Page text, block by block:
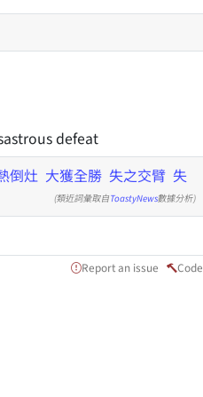
defeat
倒灶 大獲全勝 失之交臂 失
(類近詞彙取自ToastyNews數據分析)
Report an issue Code